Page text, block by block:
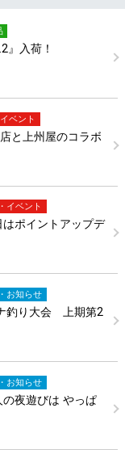
』入荷！
ベント
と上州屋のコラボ
イベント
ポイントアップデ
お知らせ
釣り大会 上期第2
お知らせ
夜遊びは やっぱ